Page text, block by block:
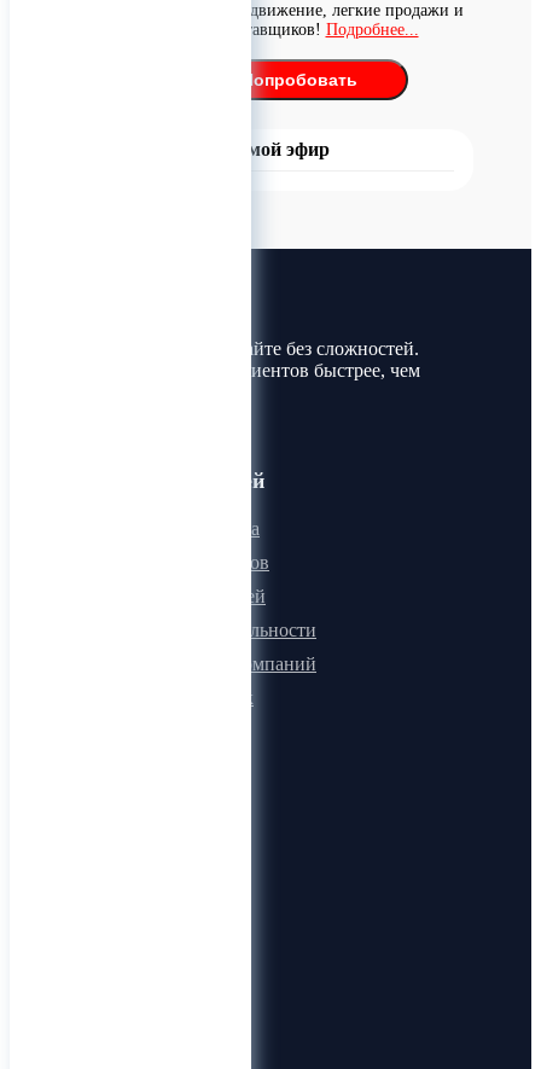
Бесплатное продвижение, легкие продажи и
поиск поставщиков! Подробнее...
Попробовать
Прямой эфир
Покупайте и продавайте без сложностей.
Найдите товары и клиентов быстрее, чем
Для пользователей
Онлайн визитка
Для поставщиков
Для покупателей
Программа лояльности
Микроблоги компаний
Быстрый поиск